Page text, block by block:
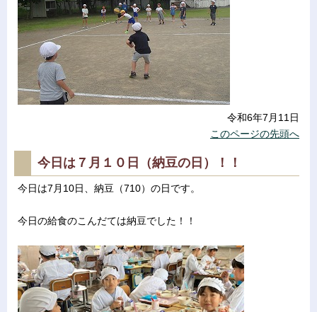
令和6年7月11日
このページの先頭へ
今日は７月１０日（納豆の日）！！
今日は7月10日、納豆（710）の日です。
今日の給食のこんだては納豆でした！！